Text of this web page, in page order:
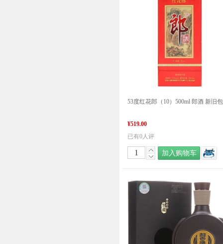
¥519.00
已有0人评
加入购物车